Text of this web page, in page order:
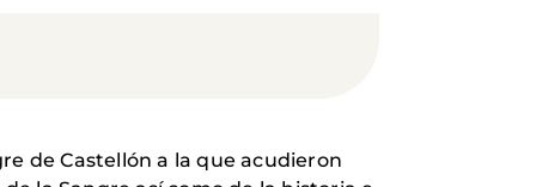
de Castellón a la que acudieron